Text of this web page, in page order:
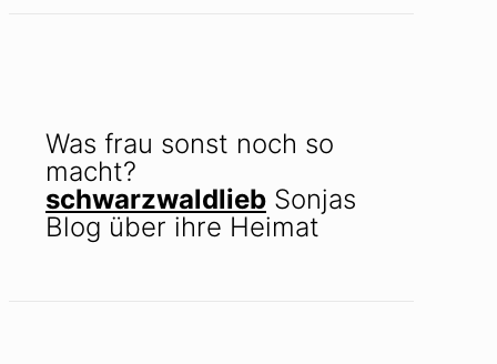
Was frau sonst noch so
macht?
schwarzwaldlieb Sonjas
Blog über ihre Heimat